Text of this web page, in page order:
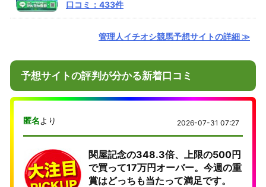
口コミ：433件
管理人イチオシ競馬予想サイトの詳細 ≫
予想サイトの評判が分かる新着口コミ
匿名より 2026-07-31 07:27
関屋記念の348.3倍、上限の500円
で買って17万円オーバー。今週の重
賞はどっちも当たって満足です。